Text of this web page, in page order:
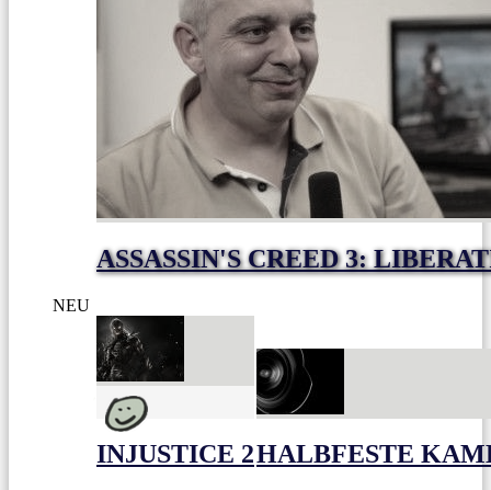
ASSASSIN'S CREED 3:
NEU
INJUSTICE 2HALBFESTE